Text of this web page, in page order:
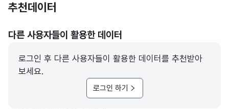
대전광역시_도축검사현황_20231231
대전광역시_도축검사현황_20230630
추천데이터
다른 사용자들이 활용한 데이터
로그인 후 다른 사용자들이 활용한 데이터를 추천받아
보세요.
로그인 하기